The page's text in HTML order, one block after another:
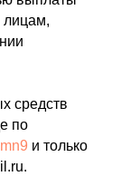
лицам,
средств
по
и только